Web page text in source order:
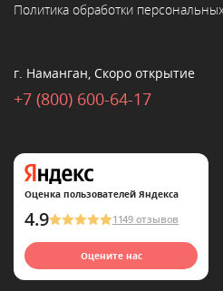
Политика обработки
г. Наманган, Скоро открытие
+7 (800) 600-64-17
Оценка пользователей Яндекса
4.9 1149 отзывов
Оцените нас